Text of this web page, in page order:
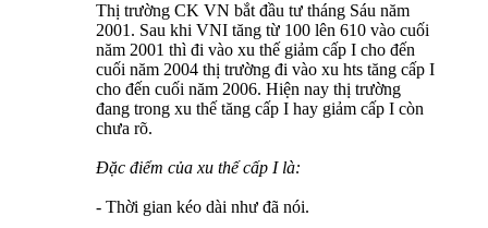
Thị trường CK VN bắt đầu tư tháng Sáu năm
2001. Sau khi VNI tăng từ 100 lên 610 vào cuối
năm 2001 thì đi vào xu thế giảm cấp I cho đến
cuối năm 2004 thị trường đi vào xu hts tăng cấp I
cho đến cuối năm 2006. Hiện nay thị trường
đang trong xu thế tăng cấp I hay giảm cấp I còn
chưa rõ.
Đặc điểm của xu thế cấp I là:
- Thời gian kéo dài như đã nói.